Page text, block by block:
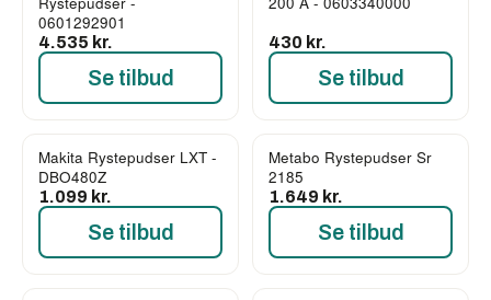
0601292901
4.535 kr.
Se tilbud
430 kr.
Se tilbud
Makita Rystepudser LXT -
DBO480Z
1.099 kr.
Se tilbud
Metabo Rystepudser Sr
2185
1.649 kr.
Se tilbud